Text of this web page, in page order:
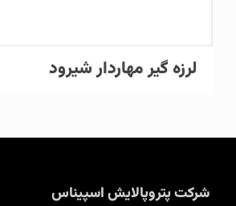
لرزه گیر مهاردار شیرود
شرکت پتروپالایش اسپیناس